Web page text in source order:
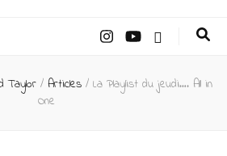
–
Auteur
Taylor / Articles / La Playlist du jeudi…. All in
One